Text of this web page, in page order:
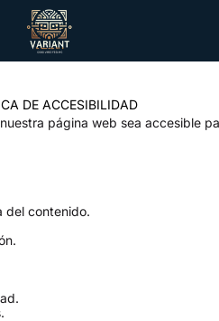
DE ACCESIBILIDAD
página web sea accesible
del contenido.